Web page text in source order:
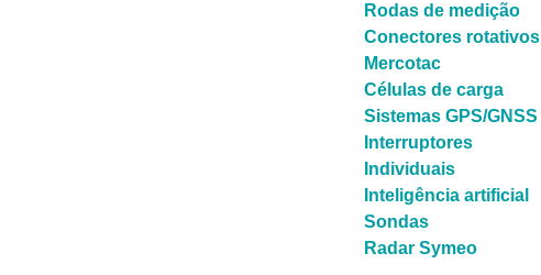
Rodas de medição
Conectores rotativos
Mercotac
Células de carga
Sistemas GPS/GNSS
Interruptores
Individuais
Inteligência artificial
Sondas
Radar Symeo